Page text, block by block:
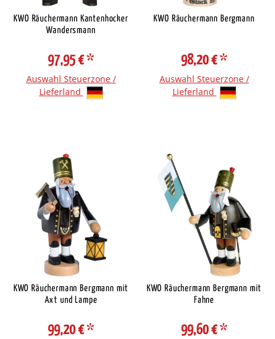
KWO Räuchermann Kantenhocker
Wandersmann
97,95 €*
Auswahl Steuerzone /
Lieferland
KWO Räuchermann Bergmann
98,20 €*
Auswahl Steuerzone /
Lieferland
KWO Räuchermann Bergmann mit
Axt und Lampe
99,20 €*
KWO Räuchermann Bergmann mit
Fahne
99,60 €*